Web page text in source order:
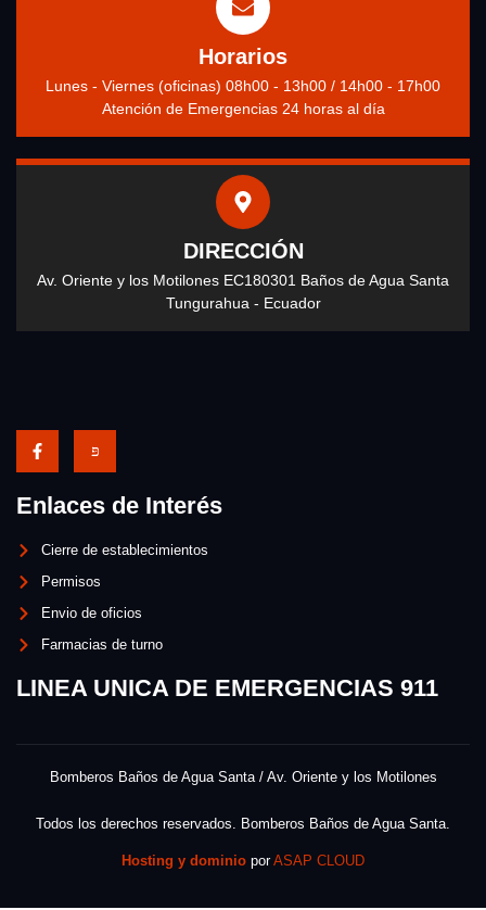
Horarios
Lunes - Viernes (oficinas) 08h00 - 13h00 / 14h00 - 17h00
Atención de Emergencias 24 horas al día
DIRECCIÓN
Av. Oriente y los Motilones EC180301 Baños de Agua Santa
Tungurahua - Ecuador
Enlaces de Interés
Cierre de establecimientos
Permisos
Envio de oficios
Farmacias de turno
LINEA UNICA DE EMERGENCIAS 911
Bomberos Baños de Agua Santa / Av. Oriente y los Motilones
Todos los derechos reservados. Bomberos Baños de Agua Santa.
Hosting y dominio porASAP CLOUD